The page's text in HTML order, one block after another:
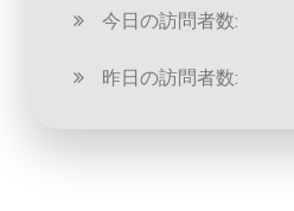
今日の訪問者数:
昨日の訪問者数: